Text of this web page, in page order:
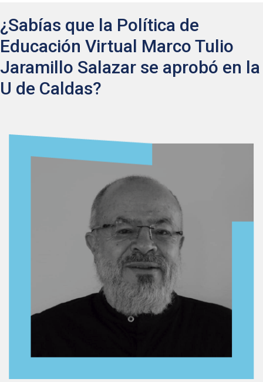
¿Sabías que la Política de
Educación Virtual Marco Tulio
Jaramillo Salazar se aprobó en la
U de Caldas?